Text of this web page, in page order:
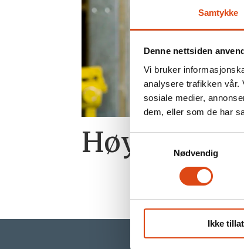
Samtykke
Denne nettsiden
Vi bruker
analysere trafikken vår.
sosiale medier,
dem, eller som de har
Nødvendig
Ikke tillat
Høy